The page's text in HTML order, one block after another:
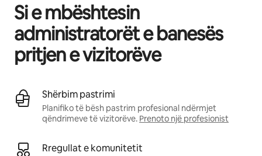
Si e mbështesin
administratorët e banesës
pritjen e vizitorëve
Shërbim pastrimi
Planifiko të bësh pastrim profesional ndërmjet
qëndrimeve të vizitorëve. Prenoto një profesionist
Rregullat e komunitetit